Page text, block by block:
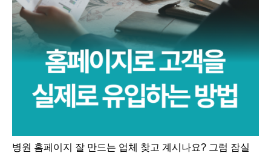
병원 홈페이지 잘 만드는 업체 찾고 계시나요? 그럼 잠실